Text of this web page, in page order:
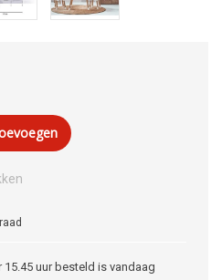
15.45 uur besteld is vandaag